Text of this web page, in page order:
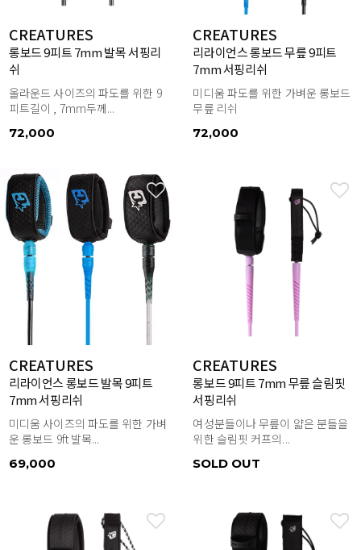
CREATURES
롱보드 9피트 7mm 발목 서핑리
쉬
올라운드 사이즈의 파도를 위한 9
피트길이 , 7mm두께...
72,000
CREATURES
리라이언스 롱보드 무릎 9피트
7mm 서핑리쉬
미디움 파도를 위한 가벼운 롱보드
무릎 리쉬
72,000
CREATURES
리라이언스 롱보드 발목 9피트
7mm 서핑리쉬
미디움 사이즈의 파도를 위한 가벼
운 롱보드 9ft 발목...
69,000
CREATURES
롱보드 9피트 7mm 무릎 슬림핏
서핑리쉬
여성분들이나 무릎이 얇은 분들을
위한 슬림핏 커프의...
SOLD OUT